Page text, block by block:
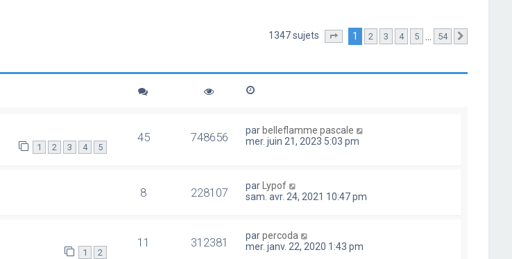
1347 sujets Page sur 54
1 2 3 4 5 54
1 2 3 4 5
45 748656 par belleflamme pascale
mer. juin 21, 2023 5:03 pm
8 228107 par Lypof
sam. avr. 24, 2021 10:47 pm
1 2
11 312381 parpercoda
mer. janv. 22, 2020 1:43 pm